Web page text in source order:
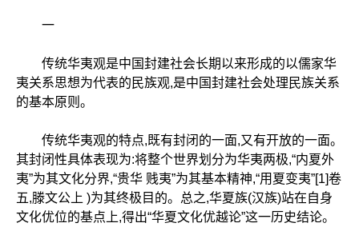
一
传统华夷观是中国封建社会长期以来形成的以儒家华
夷关系思想为代表的民族观,是中国封建社会处理民族关系
的基本原则。
传统华夷观的特点,既有封闭的一面,又有开放的一面。
其封闭性具体表现为:将整个世界划分为华夷两极,“内夏外
夷”为其文化分界,“贵华 贱夷”为其基本精神,“用夏变夷”[1]卷
五,滕文公上 )为其终极目的。总之,华夏族(汉族)站在自身
文化优位的基点上,得出“华夏文化优越论”这一历史结论。